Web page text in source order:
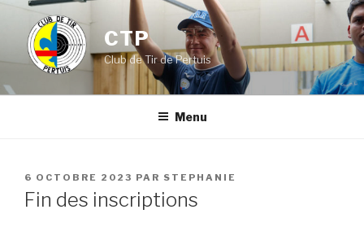
contenu
principal
CTP
Club de Tir de Pertuis
Menu
PUBLIÉ
LE
6 OCTOBRE 2023 PAR STEPHANIE
Fin des inscriptions